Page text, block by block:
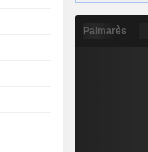
Palmarès